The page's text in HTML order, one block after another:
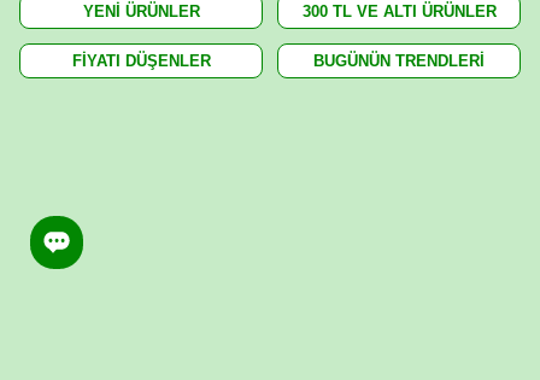
YENİ ÜRÜNLER 300 TL VE ALTI ÜRÜNLER
FİYATI DÜŞENLER BUGÜNÜN TRENDLERİ